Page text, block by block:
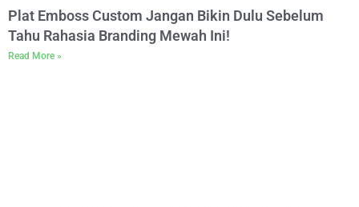
Plat Emboss Custom Jangan Bikin Dulu Sebelum
Tahu Rahasia Branding Mewah Ini!
Read More »